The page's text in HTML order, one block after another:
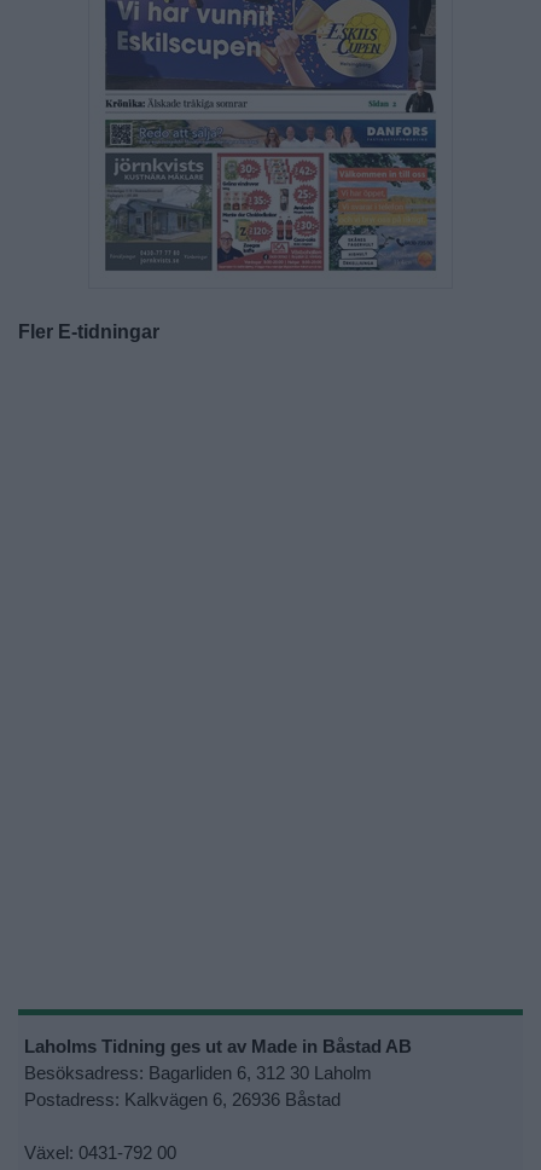
Fler E-tidningar
Laholms Tidning ges ut av Made in Båstad AB
Besöksadress: Bagarliden 6, 312 30 Laholm
Postadress: Kalkvägen 6, 26936 Båstad
Växel: 0431-792 00